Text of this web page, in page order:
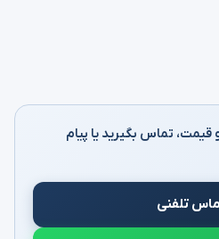
تماس بگیرید یا پیام
تلفنی